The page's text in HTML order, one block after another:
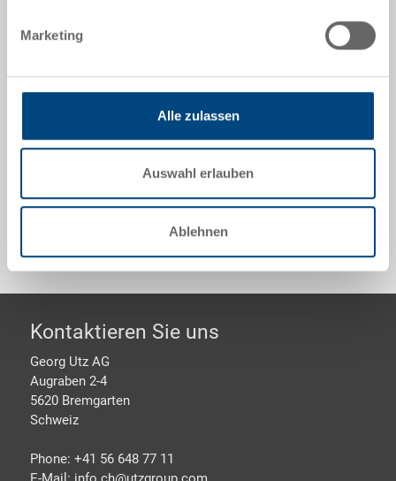
Marketing
Alle zulassen
Auswahl erlauben
Ablehnen
400x300x287 mm, 24.0 l, Tragegriff, auf beiden
Kurzseiten, angenietet, Zylinder-Hebelschloss
gleichschliessend
Sonderanfertigungen - Unser Spezialgebiet
Footer
Kontaktieren Sie uns
Georg Utz AG
Augraben 2-4
5620 Bremgarten
Schweiz
Phone: +41 56 648 77 11